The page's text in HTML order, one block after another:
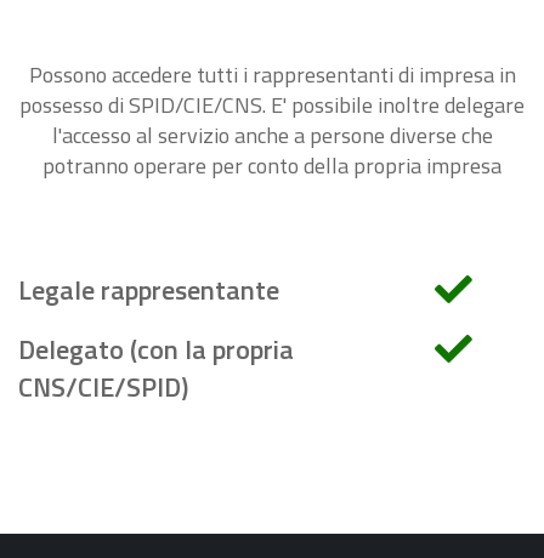
Possono accedere tutti i rappresentanti di impresa in
possesso di SPID/CIE/CNS. E' possibile inoltre delegare
l'accesso al servizio anche a persone diverse che
potranno operare per conto della propria impresa
Legale rappresentante
Delegato (con la propria
CNS/CIE/SPID)